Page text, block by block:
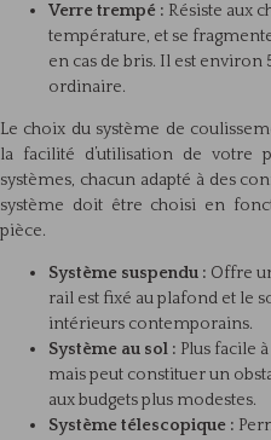
Verre trempé : Résiste aux
température, et se
en cas de bris. Il est environ
ordinaire.
Le choix du système de
la facilité d’utilisation de votre
systèmes, chacun adapté à des
système doit être choisi en
pièce.
Système suspendu : Offre
rail est fixé au plafond et le
intérieurs contemporains.
Système au sol : Plus facile
mais peut constituer un
aux budgets plus modestes.
Système télescopique :